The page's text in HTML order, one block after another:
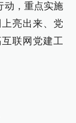
动，重点实施
亮出来、党
联网党建工